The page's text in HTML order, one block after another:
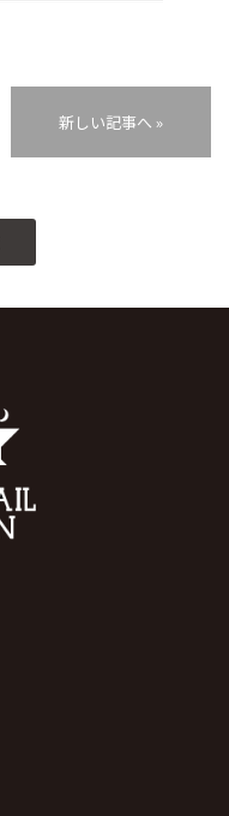
新しい記事へ »